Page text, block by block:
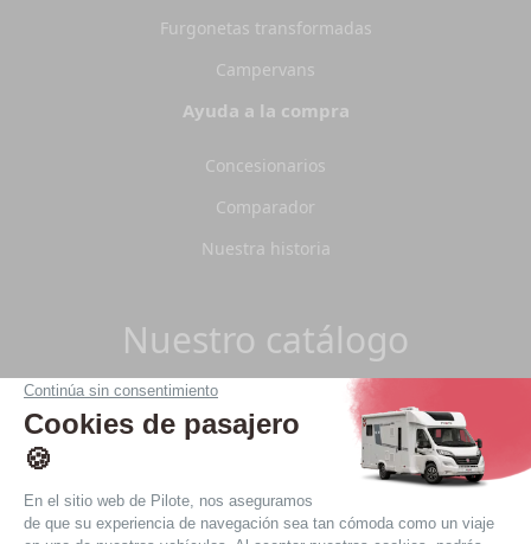
Furgonetas transformadas
Campervans
Ayuda a la compra
Concesionarios
Comparador
Nuestra historia
Nuestro catálogo
¿Quiere estar al día de nuestra flota?
Descargue nuestro catálogo 2026.